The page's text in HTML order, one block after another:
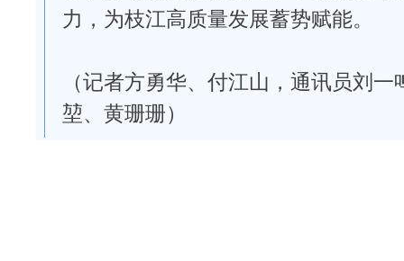
力，为枝江高质量发展蓄势赋能。
（记者方勇华、付江山，通讯员刘
堃、黄珊珊）